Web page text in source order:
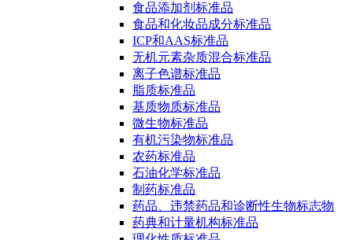
食品添加剂标准品
食品和化妆品成分标准品
ICP和AAS标准品
无机元素杂质混合标准品
离子色谱标准品
脂质标准品
基质物质标准品
微生物标准品
有机污染物标准品
农药标准品
石油化学标准品
制药标准品
药品、违禁药品和诊断性生物标志物
药典和计量机构标准品